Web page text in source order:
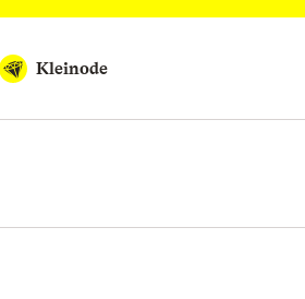
Kleinode